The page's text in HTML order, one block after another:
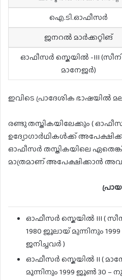
ഐ.ടി.ഓഫീസർ
ജനറൽ മാർക്കറ്റിങ്
ഓഫീസർ സ്കെയിൽ -III
മാനേജർ)
ഇവിടെ പ്രാദേശിക ഭാഷയിൽ
രണ്ടു തസ്തികയിലേക്കും (
ഉദ്യോഗാർഥികൾക്ക്
ഓഫീസർ തസ്തികയിലെ
മാത്രമാണ് അപേക്ഷിക്കാൻ
ഓഫീസർ സ്കെയിൽ III (
1980 ജൂലായ് മുന്നിനും
ജനിച്ചവർ )
ഓഫീസർ സ്കെയിൽ II (
മൂന്നിനും 1999 ജൂൺ 30 –